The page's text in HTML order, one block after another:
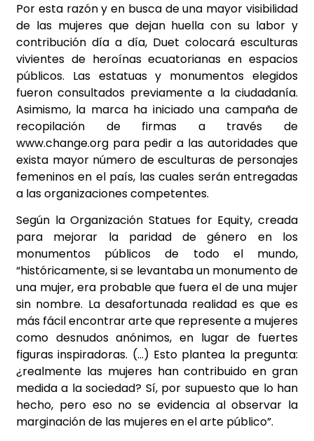
Por esta razón y en busca de una mayor visibilidad
de las mujeres que dejan huella con su labor y
contribución día a día, Duet colocará esculturas
vivientes de heroínas ecuatorianas en espacios
públicos. Las estatuas y monumentos elegidos
fueron consultados previamente a la ciudadanía.
Asimismo, la marca ha iniciado una campaña de
recopilación de firmas a través de
www.change.org para pedir a las autoridades que
exista mayor número de esculturas de personajes
femeninos en el país, las cuales serán entregadas
a las organizaciones competentes.
Según la Organización Statues for Equity, creada
para mejorar la paridad de género en los
monumentos públicos de todo el mundo,
“históricamente, si se levantaba un monumento de
una mujer, era probable que fuera el de una mujer
sin nombre. La desafortunada realidad es que es
más fácil encontrar arte que represente a mujeres
como desnudos anónimos, en lugar de fuertes
figuras inspiradoras. (…) Esto plantea la pregunta:
¿realmente las mujeres han contribuido en gran
medida a la sociedad? Sí, por supuesto que lo han
hecho, pero eso no se evidencia al observar la
marginación de las mujeres en el arte público”.